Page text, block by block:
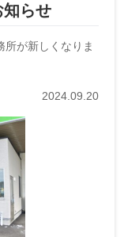
知らせ
が新しくなりま
2024.09.20